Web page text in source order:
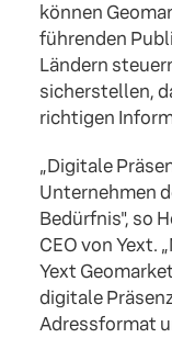
können
führenden
Ländern
sicherstellen,
richtigen
„Digitale
Unternehmen
Bedürfnis", so
CEO von Yext.
Yext
digitale
Adressformat